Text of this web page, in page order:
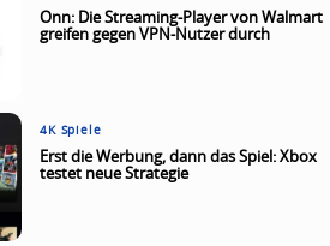
Onn: Die Streaming-Player von Walmart
greifen gegen VPN-Nutzer durch
4K Spiele
Erst die Werbung, dann das Spiel: Xbox
testet neue Strategie